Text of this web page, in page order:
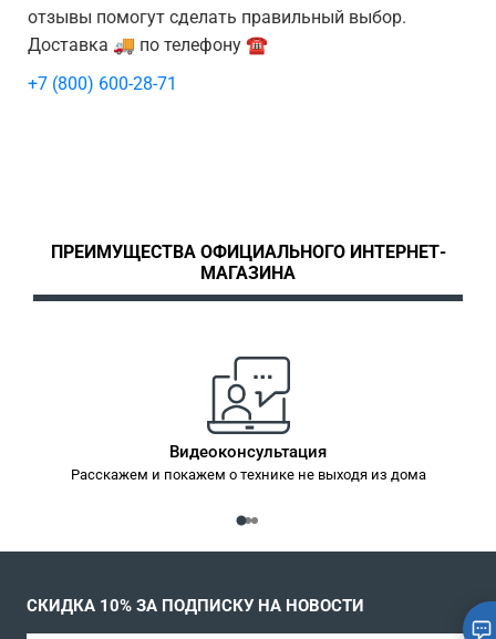
отзывы помогут сделать правильный выбор.
Доставка 🚚 по телефону ☎️
+7 (800) 600-28-71
ПРЕИМУЩЕСТВА ОФИЦИАЛЬНОГО ИНТЕРНЕТ-
МАГАЗИНА
Видеоконсультация
Расскажем и покажем о технике не выходя из дома
СКИДКА 10% ЗА ПОДПИСКУ НА НОВОСТИ